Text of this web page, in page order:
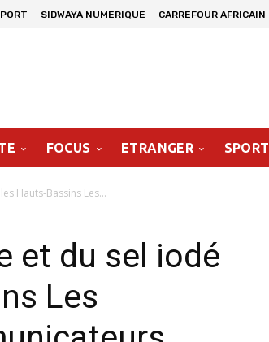
SIDWAYA NUMERIQUE CARREFOUR AFRICAIN
FOCUS ETRANGER SPORT
Hauts-Bassins Les...
et du sel iodé
Les